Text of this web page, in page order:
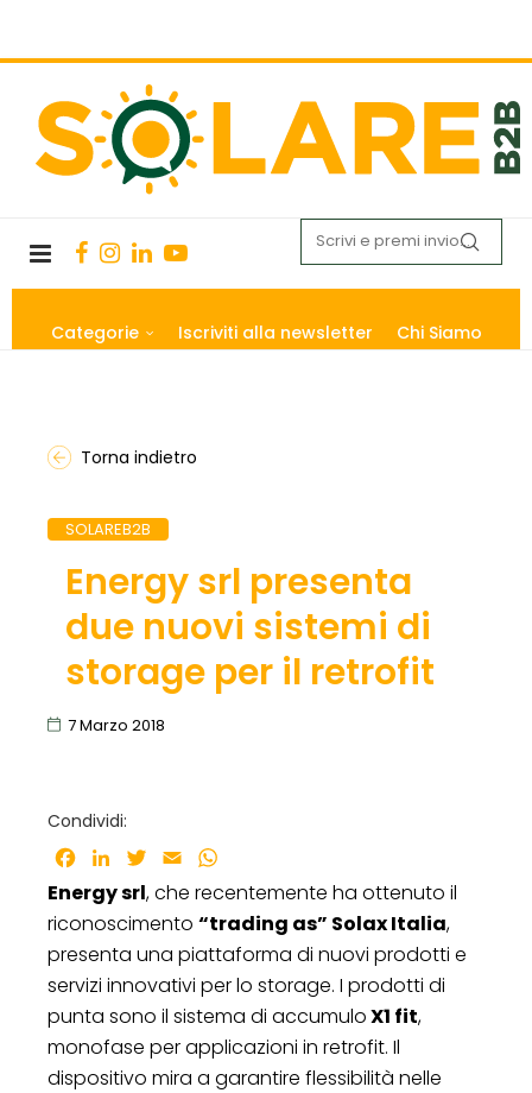
Categorie Iscriviti alla newsletter Chi Siamo
Torna indietro
SOLAREB2B
Energy srl presenta
due nuovi sistemi di
storage per il retrofit
7 Marzo 2018
Condividi:
Facebook
LinkedInTwitter
Email
Energy srl, che recentemente ha ottenuto il
riconoscimento “trading as” Solax Italia,
presenta una piattaforma di nuovi prodotti e
servizi innovativi per lo storage. I prodotti di
punta sono il sistema di accumuloX1 fit,
monofase per applicazioni in retrofit. Il
dispositivo mira a garantire flessibilità nelle